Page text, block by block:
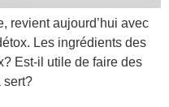
revient aujourd’hui avec
Les ingrédients des
Est-il utile de faire des
sert?